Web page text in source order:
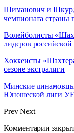
Шиманович и
чемпионата страны
Волейболисты
лидеров
Хоккеисты
сезоне экстралиги
Минские
Юношеской лиги
Prev Next
Комментарии